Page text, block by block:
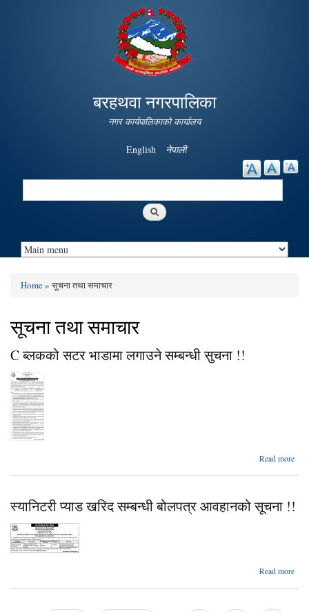
Skip to
main
content
बरहथवा नगरपालिका
नगर कार्यपालिकाको कार्यालय
English नेपाली
Search
You are here
Home» सूचना तथा समाचार
सूचना तथा समाचार
C ब्लकको सटर भाडामा लगाउने सम्बन्धी सुचना !!
Read more
स्यानिटरी प्याड खरिद सम्बन्धी बोलपत्र आवहानको सूचना !!
Read more